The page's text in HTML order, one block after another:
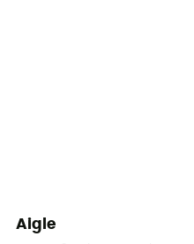
Aigle